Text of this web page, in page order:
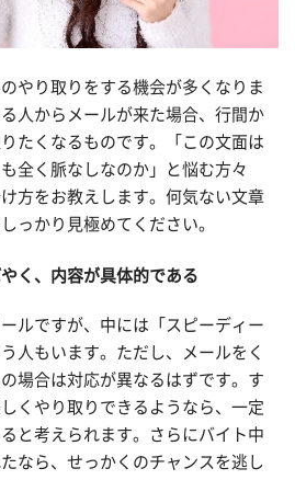
やり取りをする機会が多くなりま
人からメールが来た場合、行間か
たくなるものです。「この文面は
全く脈なしなのか」と悩む方々
方をお教えします。何気ない文章
っかり見極めてください。
く、内容が具体的である
ルですが、中には「スピーディー
人もいます。ただし、メールをく
場合は対応が異なるはずです。す
くやり取りできるようなら、一定
と考えられます。さらにバイト中
なら、せっかくのチャンスを逃し